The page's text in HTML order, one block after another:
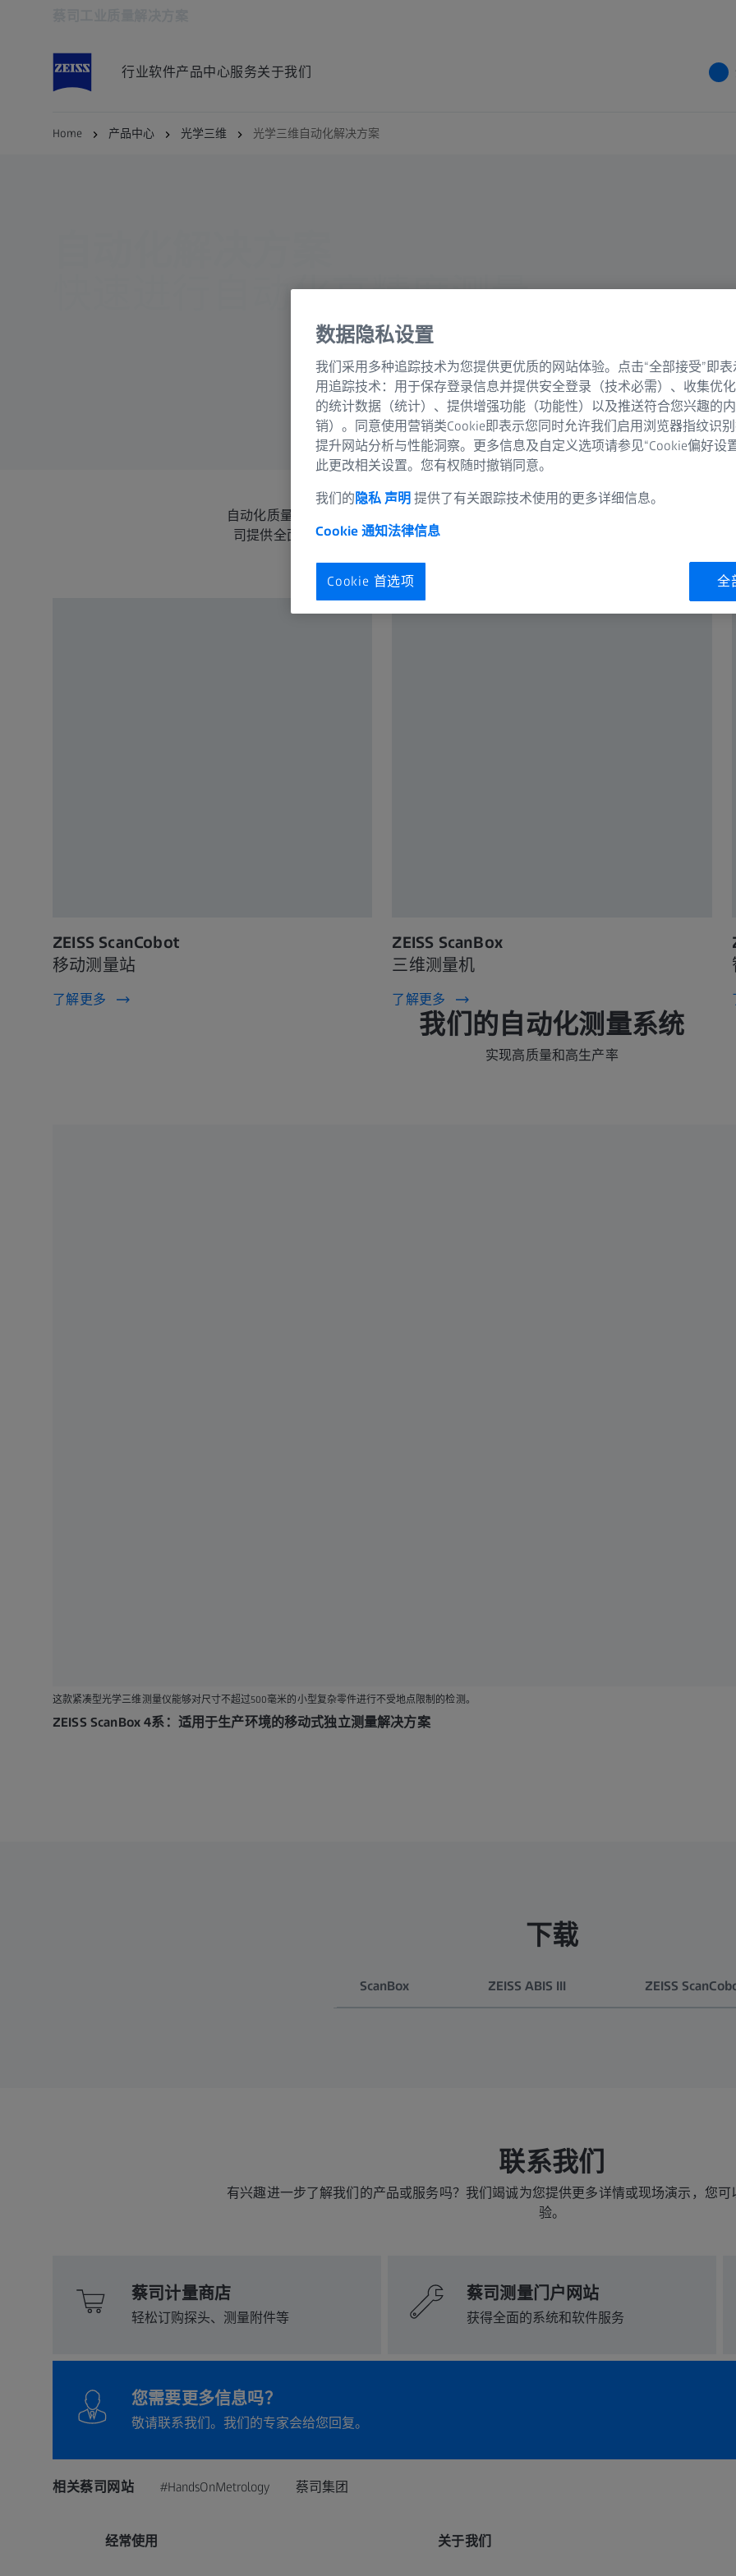
行业软件产品中心服务关于我们
Home 产品中心 光学三维 光学三维自动化解决方案
快速进行自动化高精度测量
自动化质量保证
自动化质量保证过程对生产环境的经济成功起着核心作用，可确保及早发现错误源，
司提供全面的产品组合，可根据您的需求量身定制，在小型到大型部件的生产和制造
ZEISS ScanCobot
移动测量站
了解更多
ZEISS ScanBox
三维测量机
了解更多
我们的自动化测量系统
实现高质量和高生产率
这款紧凑型光学三维测量仪能够对尺寸不超过500毫米的小型复杂零件进行不受地点限制的检测。
ZEISS ScanBox 4系：适用于生产环境的移动式独立测量解决方案
下载
ScanBox ZEISS ABIS III ZEISS
下载
下载
下载
联系我们
有兴趣进一步了解我们的产品或服务吗？我们竭诚为您提供更多详情或现场演示，您
验。
蔡司计量商店
轻松订购探头、测量附件等
蔡司测量门户网站
获得全面的系统和软件服务
您需要更多信息吗？
敬请联系我们。我们的专家会给您回复。
相关蔡司网站 #HandsOnMetrology 蔡司集团
经常使用 关于我们
数据隐私设置
我们采用多种追踪技术为您提供更优质的网站体验。点击“全部接受”即
用追踪技术：用于保存登录信息并提供安全登录（技术必需）、收集优
的统计数据（统计）、提供增强功能（功能性）以及推送符合您兴趣的
销）。同意使用营销类Cookie即表示您同时允许我们启用浏览器指纹识
提升网站分析与性能洞察。更多信息及自定义选项请参见“Cookie偏好设
此更改相关设置。您有权随时撤销同意。
我们的 隐私 声明 提供了有关跟踪技术使用的更多详细信息。
Cookie 通知法律信息
Cookie 首选项 全